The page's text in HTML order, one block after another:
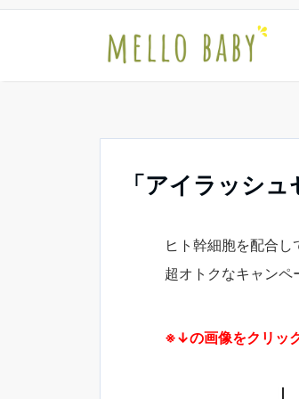
「アイラッシ
ヒト幹細胞を配合し
超オトクなキャンペ
※↓の画像をクリッ